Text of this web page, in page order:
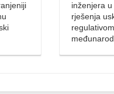
inženjera
rješenja